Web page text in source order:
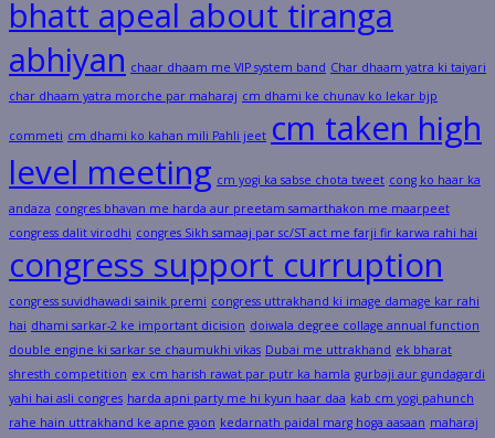
bhatt apeal about tiranga
abhiyan chaar dhaam me VIP system band Char dhaam yatra ki taiyari
char dhaam yatra morche par maharaj cm dhami ke chunav ko lekar bjp
commeti cm dhami ko kahan mili Pahli jeet cm taken high
level meeting cm yogi ka sabse chota tweet cong ko haar ka
andaza congres bhavan me harda aur preetam samarthakon me maarpeet
congress dalit virodhi congres Sikh samaaj par sc/ST act me farji fir karwa rahi hai
congress support curruption
congress suvidhawadi sainik premi congress uttrakhand ki image damage kar rahi
hai dhami sarkar-2 ke important dicision doiwala degree collage annual function
double engine ki sarkar se chaumukhi vikas Dubai me uttrakhand ek bharat
shresth competition ex cm harish rawat par putr ka hamla gurbaji aur gundagardi
yahi hai asli congres harda apni party me hi kyun haar daa kab cm yogi pahunch
rahe hain uttrakhand ke apne gaon kedarnath paidal marg hoga aasaan maharaj